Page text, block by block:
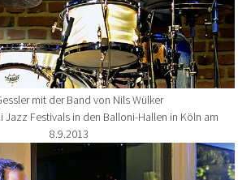
mit der Band von Nils Wülker
Jazz Festivals in den Balloni-Hallen in Köln am
8.9.2013
for: